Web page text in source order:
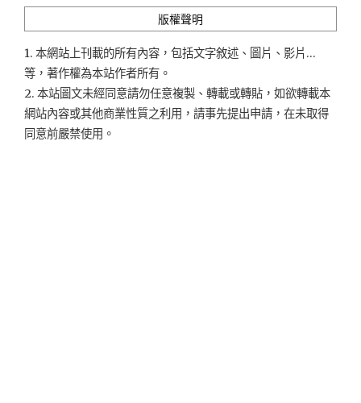
版權聲明
1. 本網站上刊載的所有內容，包括文字敘述、圖片、影片...
等，著作權為本站作者所有。
2. 本站圖文未經同意請勿任意複製、轉載或轉貼，如欲轉載本
網站內容或其他商業性質之利用，請事先提出申請，在未取得
同意前嚴禁使用。